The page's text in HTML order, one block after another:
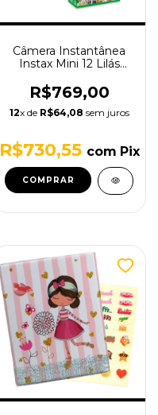
Câmera Instantânea
Instax Mini 12 Lilás
poses
R$769,00
12x de R$64,08 sem juros
R$730,55 com Pix